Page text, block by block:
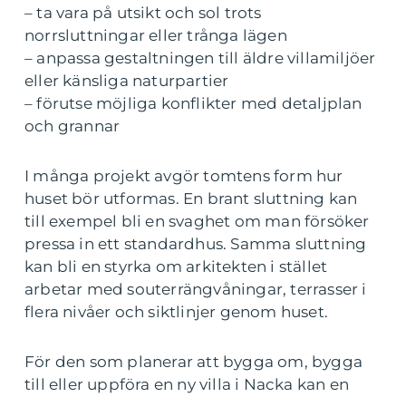
– ta vara på utsikt och sol trots
norrsluttningar eller trånga lägen
– anpassa gestaltningen till äldre villamiljöer
eller känsliga naturpartier
– förutse möjliga konflikter med detaljplan
och grannar
I många projekt avgör tomtens form hur
huset bör utformas. En brant sluttning kan
till exempel bli en svaghet om man försöker
pressa in ett standardhus. Samma sluttning
kan bli en styrka om arkitekten i stället
arbetar med souterrängvåningar, terrasser i
flera nivåer och siktlinjer genom huset.
För den som planerar att bygga om, bygga
till eller uppföra en ny villa i Nacka kan en